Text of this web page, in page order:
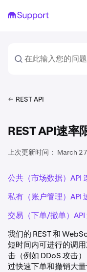
REST API
REST API速率
上次更新时间： March
公共（市场数据）API
私有（账户管理）API
交易（下单/撤单）API
我们的 REST 和
短时间内可进行的调
击（例如 DDoS 攻击
过快速下单和撤销大量